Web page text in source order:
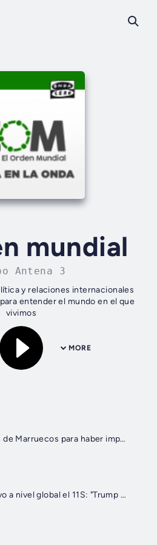
mundial
Antena 3
y relaciones internacionales
entender el mundo en el que
vivimos
MORE
Las tres razones de Marruecos para haber impulsado la crisis en Ceuta: "Ha aprendido que cuando quiere algo de España, le basta con apretar y esperar"
Qué impacto tuvo a nivel global el 11S: "Trump es, en parte, resaca del intervencionismo post 11S"